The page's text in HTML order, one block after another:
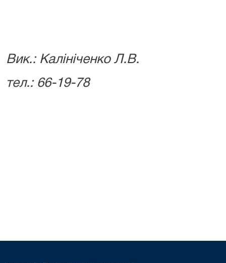
Вик.: Калініченко Л.В.
тел.: 66-19-78